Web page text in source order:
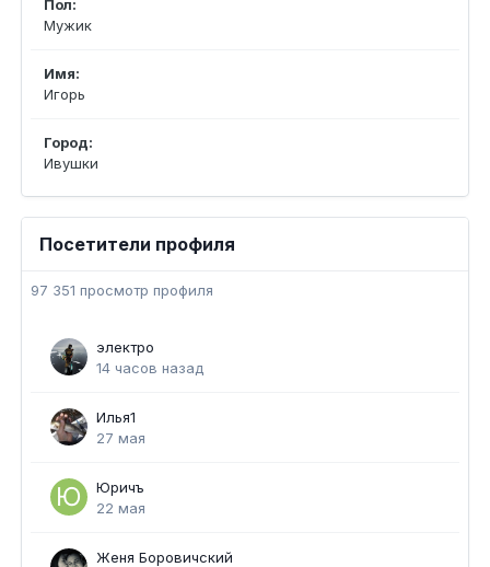
Пол:
Мужик
Имя:
Игорь
Город:
Ивушки
Посетители профиля
97 351 просмотр профиля
электро
14 часов назад
Илья1
27 мая
Юричъ
22 мая
Женя Боровичский